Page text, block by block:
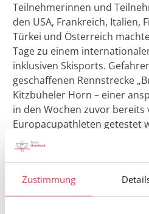
Zustimmung
Teilnehmerinnen und
den USA, Frankreich, Italien,
Türkei und Österreich
Tage zu einem
inklusiven Skisports.
geschaffenen Rennstrecke
Kitzbüheler Horn – einer
in den Wochen zuvor bereits
Europacupathleten getestet
erstmals mit internationalen
eingeweiht wurde.
Paula Grameiser-Scherl
Behindertensportverband